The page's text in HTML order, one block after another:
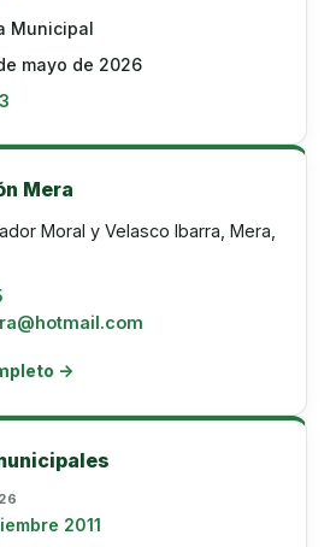
Municipal
mayo de 2026
Mera
Moral y Velasco Ibarra, Mera,
→
2011